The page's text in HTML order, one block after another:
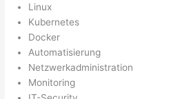
Linux
Kubernetes
Docker
Automatisierung
Netzwerkadministration
Monitoring